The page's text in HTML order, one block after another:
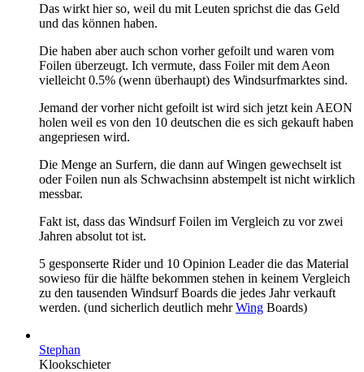
Das wirkt hier so, weil du mit Leuten sprichst die das Geld
und das können haben.
Die haben aber auch schon vorher gefoilt und waren vom
Foilen überzeugt. Ich vermute, dass Foiler mit dem Aeon
vielleicht 0.5% (wenn überhaupt) des Windsurfmarktes sind.
Jemand der vorher nicht gefoilt ist wird sich jetzt kein AEON
holen weil es von den 10 deutschen die es sich gekauft haben
angepriesen wird.
Die Menge an Surfern, die dann auf Wingen gewechselt ist
oder Foilen nun als Schwachsinn abstempelt ist nicht wirklich
messbar.
Fakt ist, dass das Windsurf Foilen im Vergleich zu vor zwei
Jahren absolut tot ist.
5 gesponserte Rider und 10 Opinion Leader die das Material
sowieso für die hälfte bekommen stehen in keinem Vergleich
zu den tausenden Windsurf Boards die jedes Jahr verkauft
werden. (und sicherlich deutlich mehrWing Boards)
Stephan
Klookschieter